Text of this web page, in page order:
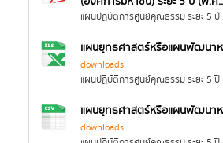
แผนยุทธศาสตร์หรือแผนพัฒนา
downloads
แผนยุทธศาสตร์หรือแผนพัฒนาห
downloads